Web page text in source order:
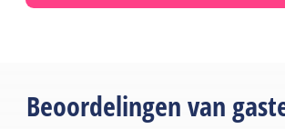
Beoordelingen van